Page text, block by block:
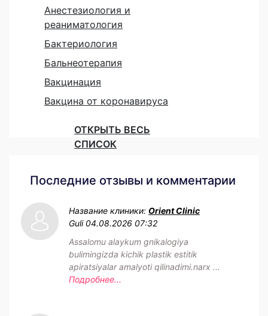
Анестезиология и
реаниматология
Бактериология
Бальнеотерапия
Вакцинация
Вакцина от коронавируса
ОТКРЫТЬ ВЕСЬ
СПИСОК
Последние отзывы и комментарии
Название клиники: Orient Clinic
Guli 04.08.2026 07:32
Assalomu alaykum gnikalogiya
bulimingizda kichik plastik estitik
apiratsiyalar amalyoti qilinadimi.narx ...
Подробнее...